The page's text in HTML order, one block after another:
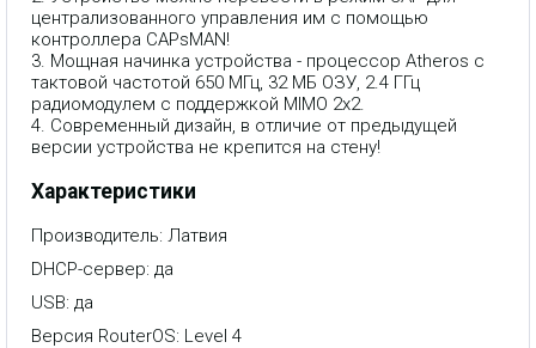
централизованного управления им с помощью
контроллера CAPsMAN!
3. Мощная начинка устройства - процессор Atheros с
тактовой частотой 650 МГц, 32 МБ ОЗУ, 2.4 ГГц
радиомодулем с поддержкой MIMO 2x2.
4. Современный дизайн, в отличие от предыдущей
версии устройства не крепится на стену!
Характеристики
Производитель: Латвия
DHCP-сервер: да
USB: да
Версия RouterOS: Level 4